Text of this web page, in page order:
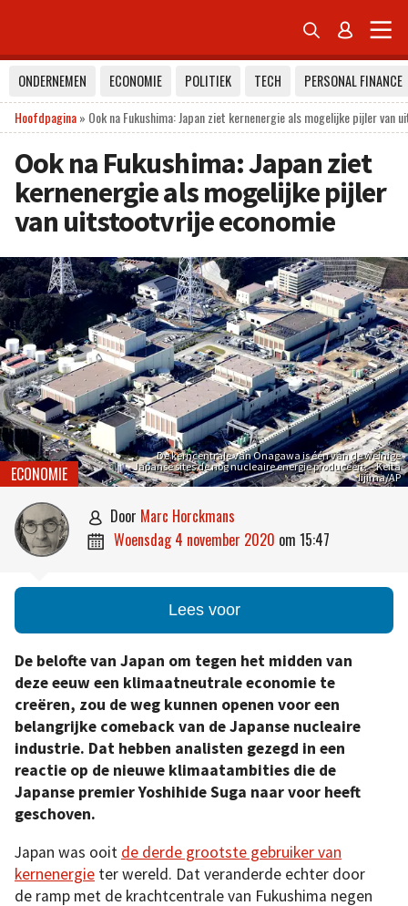
 
ONDERNEMEN ECONOMIE POLITIEK TECH
PERSONAL FINANCE
Hoofdpagina» Ook na Fukushima: Japan ziet kernenergie als mogelijke pijler van
Ook na Fukushima: Japan ziet
kernenergie als mogelijke pijler
van uitstootvrije economie
De kerncentrale van Onagawa is één van de weinige
Japanse sites de nog nucleaire energie produceert. – Keita
Iijima/AP
ECONOMIE
 door Marc Horckmans
 woensdag 4 november 2020 om 15:47
Lees voor
De belofte van Japan om tegen het midden van
deze eeuw een klimaatneutrale economie te
creëren, zou de weg kunnen openen voor een
belangrijke comeback van de Japanse nucleaire
industrie. Dat hebben analisten gezegd in een
reactie op de nieuwe klimaatambities die de
Japanse premier Yoshihide Suga naar voor heeft
geschoven.
Japan was ooit de derde grootste gebruiker van
kernenergie ter wereld. Dat veranderde echter door
de ramp met de krachtcentrale van Fukushima negen